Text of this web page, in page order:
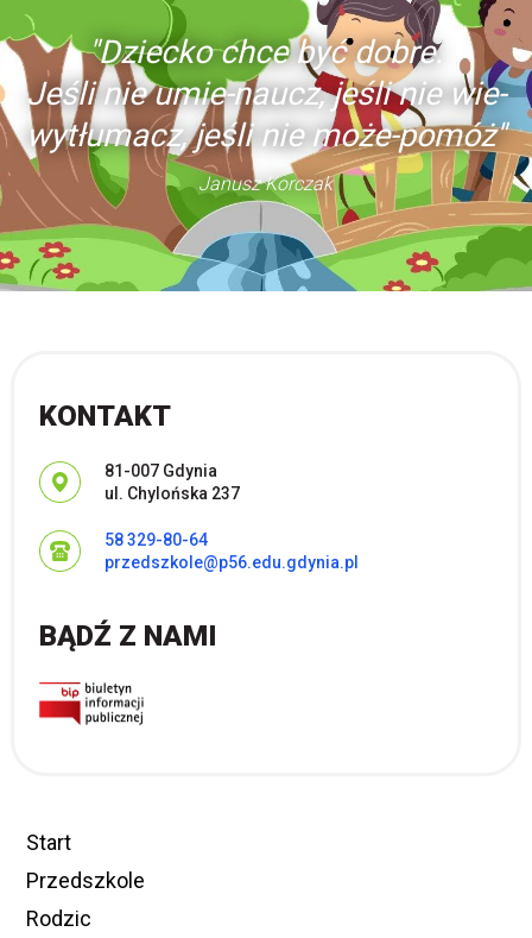
"Dziecko chce być dobre.
Jeśli nie umie-naucz, jeśli nie wie-
wytłumacz, jeśli nie może-pomóż"
Janusz Korczak
KONTAKT
Adres pocztowy:
81-007 Gdynia
ul. Chylońska 237
58 329-80-64
przedszkole@p56.edu.gdynia.pl
BĄDŹ Z NAMI
Start
Przedszkole
Rodzic